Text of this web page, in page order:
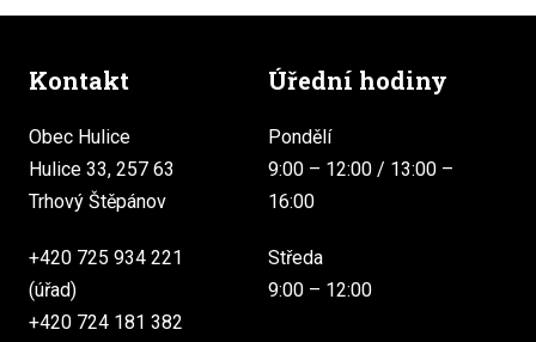
Kontakt
Obec Hulice
Hulice 33, 257 63
Trhový Štěpánov
+420 725 934 221
(úřad)
+420 724 181 382
Úřední hodiny
Pondělí
9:00 – 12:00 / 13:00 –
16:00
Středa
9:00 – 12:00